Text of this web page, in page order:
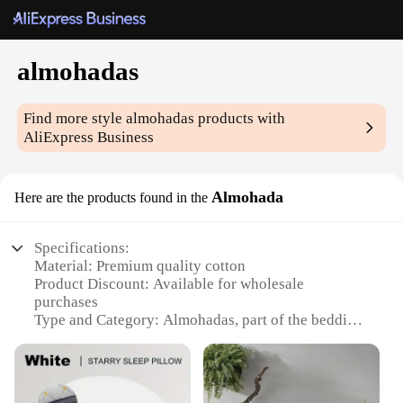
almohadas
Find more stylealmohadas products with
AliExpress Business
Here are the products found in the Almohada
Specifications:
Material: Premium quality cotton
Product Discount: Available for wholesale
purchases
Type and Category: Almohadas, part of the bedding
Design and Style: Classic and versatile design
Usage and Purpose: Ideal for sleeping comfort and
support